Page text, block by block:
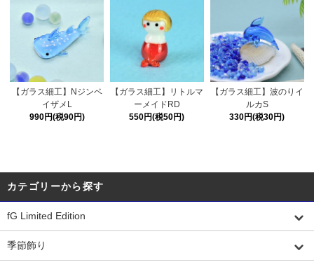
【ガラス細工】Nジンベ
イザメL
990円(税90円)
【ガラス細工】リトルマ
ーメイドRD
550円(税50円)
【ガラス細工】波のりイ
ルカS
330円(税30円)
カテゴリーから探す
fG Limited Edition
季節飾り